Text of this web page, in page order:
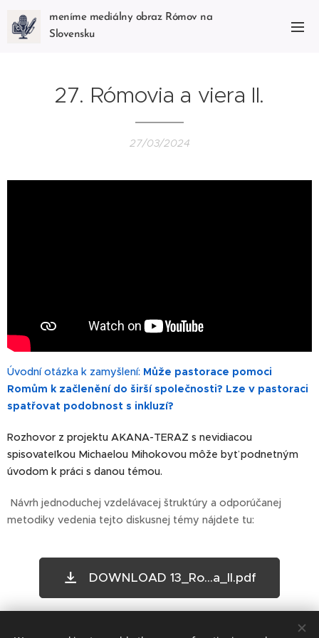
meníme mediálny obraz Rómov na
Slovensku
27. Rómovia a viera II.
27/03/2024
Úvodní otázka k zamyšlení: Může pastorace pomoci
Romům k začlenění do širší společnosti? Lze v pastoraci
spatřovat podobnost s inkluzí?
Rozhovor z projektu AKANA-TERAZ s nevidiacou
spisovateľkou Michaelou Mihokovou môže byť podnetným
úvodom k práci s danou témou.
Návrh jednoduchej vzdelávacej štruktúry a odporúčanej
metodiky vedenia tejto diskusnej témy nájdete tu:
DOWNLOAD 13_Ro...a_II.pdf